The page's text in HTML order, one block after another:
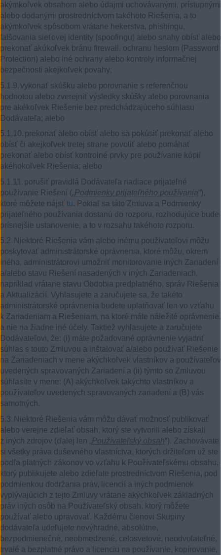
akýmkoľvek obsahom alebo údajmi uchovávanými, prístupnými
alebo dodanými prostredníctvom takéhoto Riešenia, a to
akýmkoľvek spôsobom vrátane hekerstva, phishingu,
falšovania sieťovej identity (spoofingu) alebo snahy obísť alebo
prekonať akúkoľvek bránu firewall, ochranu heslom (Password
Protection) alebo iné ochrany alebo kontroly informačnej
bezpečnosti akejkoľvek povahy;
5.1.9.vykonať skúšku alebo porovnanie s referenčnou
hodnotou alebo zverejniť výsledky skúšky alebo porovnania
pre akékoľvek Riešenie bez predchádzajúceho súhlasu
Dodávateľa; alebo
5.1.10. prekonať alebo obísť alebo sa pokúsiť prekonať alebo
obísť či akejkoľvek tretej strane povoliť alebo pomáhať
prekonať alebo obísť kontrolné prvky pre používanie kópií
akéhokoľvek Riešenia; alebo
5.1.11. porušiť pravidlá Dodávateľa riadiace prijateľné
používanie Riešení („Podmienky prijateľného používania“),
ktoré môžete nájsť tu. Pokiaľ sa táto Zmluva a Podmienky
prijateľného používania dostanú do rozporu, rozhodujúce bude
prísnejšie ustanovenie, a to v rozsahu takéhoto rozporu.
5.2. Niektoré Riešenia vám alebo inému používateľovi môžu
poskytovať administrátorské oprávnenia, ktoré môžu, okrem
iného, administrátorovi umožniť monitorovanie iných Zariadení
a/alebo stavu Riešení nasadených v iných Zariadeniach,
napríklad vrátane stavu Obdobia predplatného, správ Riešenia
a Aktualizácií. Vyhlasujete a zaručujete sa, že takéto
administrátorské oprávnenia budete uplatňovať len vo vzťahu
k Zariadeniam a Riešeniam, na ktoré máte náležité oprávnenie,
a nie na žiadne iné účely. Taktiež vyhlasujete a zaručujete
Dodávateľovi, že: (i) máte požadované oprávnenie vyjadriť
súhlas s touto Zmluvou a inštalovať a/alebo používať Riešenie
na Zariadeniach v mene akýchkoľvek vlastníkov a používateľov
uvedených spravovaných Zariadení a (ii) týmto so Zmluvou
súhlasíte v mene: (A) akýchkoľvek takýchto vlastníkov a
používateľov uvedených spravovaných zariadení a (B) vás
samotných.
5.3. Niektoré Riešenia vám môžu dávať možnosť publikovať
alebo verejne zdieľať obsah, ktorý ste vytvorili alebo získali
z iných zdrojov (ďalej len „Používateľský obsah”). Zachovávate
si všetky práva duševného vlastníctva, ktorých držiteľom už ste
podľa platných zákonov vo vzťahu k Používateľskému obsahu,
ktorý publikujete alebo zdieľate prostredníctvom Riešenia, pod
podmienkou dodržania práv, licencií a iných podmienok
vyplývajúcich z tejto Zmluvy vrátane akýchkoľvek základných
práv iných osôb na Používateľský obsah, ktorý môžete
používať alebo upravovať. Každému členovi Skupiny
dodávateľa udeľujete nevýhradné, absolútne,
bezpodmienečné, neobmedzené, celosvetové, neodvolateľné,
trvalé a bezplatné právo a licenciu na používanie, kopírovanie,